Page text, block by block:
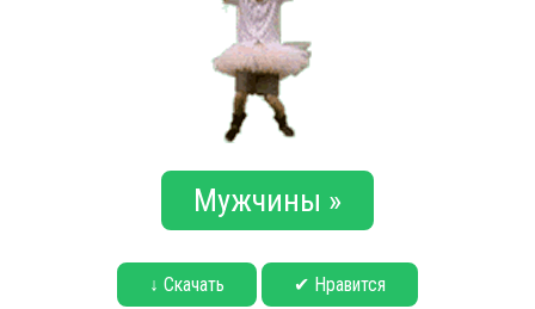
Мужчины »
↓ Скачать ✔ Нравится